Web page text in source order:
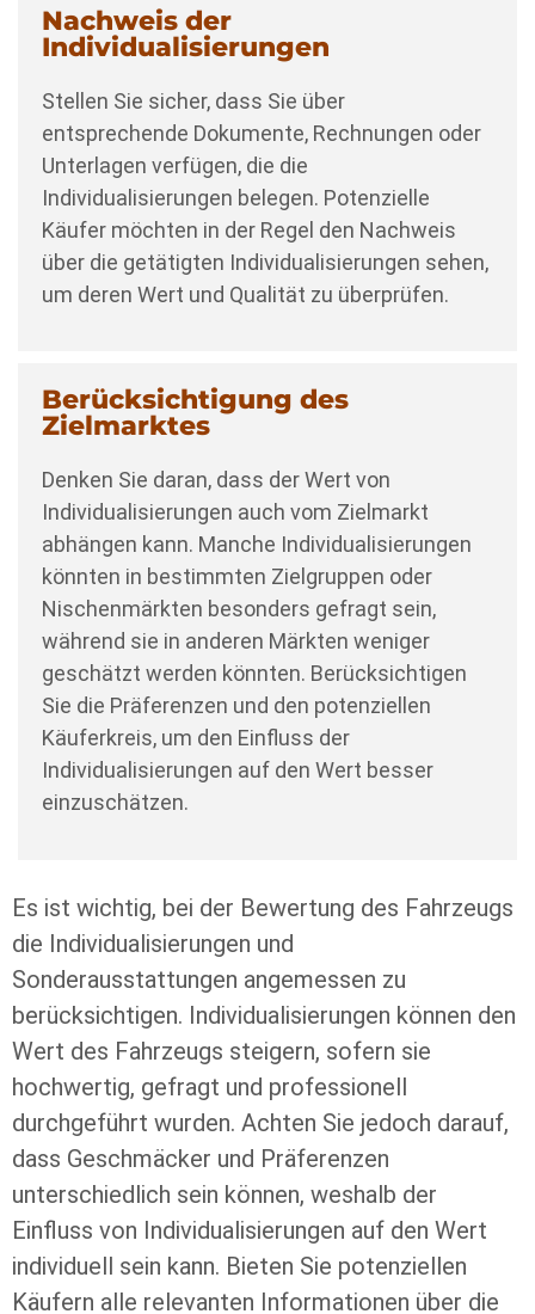
Nachweis der
Individualisierungen
Stellen Sie sicher, dass Sie über
entsprechende Dokumente, Rechnungen oder
Unterlagen verfügen, die die
Individualisierungen belegen. Potenzielle
Käufer möchten in der Regel den Nachweis
über die getätigten Individualisierungen sehen,
um deren Wert und Qualität zu überprüfen.
Berücksichtigung des
Zielmarktes
Denken Sie daran, dass der Wert von
Individualisierungen auch vom Zielmarkt
abhängen kann. Manche Individualisierungen
könnten in bestimmten Zielgruppen oder
Nischenmärkten besonders gefragt sein,
während sie in anderen Märkten weniger
geschätzt werden könnten. Berücksichtigen
Sie die Präferenzen und den potenziellen
Käuferkreis, um den Einfluss der
Individualisierungen auf den Wert besser
einzuschätzen.
Es ist wichtig, bei der Bewertung des Fahrzeugs
die Individualisierungen und
Sonderausstattungen angemessen zu
berücksichtigen. Individualisierungen können den
Wert des Fahrzeugs steigern, sofern sie
hochwertig, gefragt und professionell
durchgeführt wurden. Achten Sie jedoch darauf,
dass Geschmäcker und Präferenzen
unterschiedlich sein können, weshalb der
Einfluss von Individualisierungen auf den Wert
individuell sein kann. Bieten Sie potenziellen
Käufern alle relevanten Informationen über die